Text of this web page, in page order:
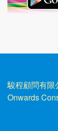
駿程顧問有限
Onwards